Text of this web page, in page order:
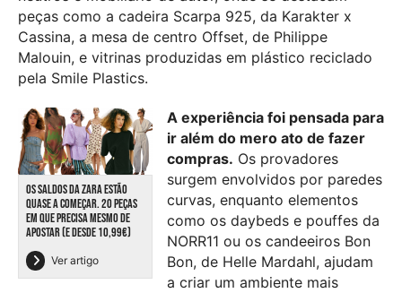
peças como a cadeira Scarpa 925, da Karakter x
Cassina, a mesa de centro Offset, de Philippe
Malouin, e vitrinas produzidas em plástico reciclado
pela Smile Plastics.
OS SALDOS DA ZARA ESTÃO
QUASE A COMEÇAR. 20 PEÇAS
EM QUE PRECISA MESMO DE
APOSTAR (E DESDE 10,99€)
Ver artigo
A experiência foi pensada para
ir além do mero ato de fazer
compras. Os provadores
surgem envolvidos por paredes
curvas, enquanto elementos
como os daybeds e pouffes da
NORR11 ou os candeeiros Bon
Bon, de Helle Mardahl, ajudam
a criar um ambiente mais